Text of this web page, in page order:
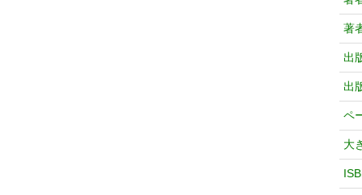
著
出
出
ペ
大